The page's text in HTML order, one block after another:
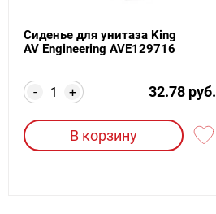
Сиденье для унитаза King
AV Engineering AVE129716
+
- 32.78 руб.
В корзину